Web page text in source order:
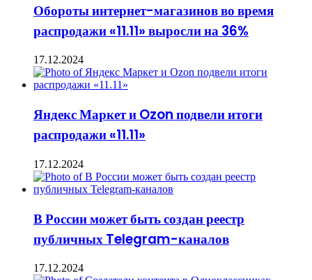
Обороты интернет-магазинов во время
распродажи «11.11» выросли на 36%
17.12.2024
Яндекс Маркет и Ozon подвели итоги
распродажи «11.11»
17.12.2024
В России может быть создан реестр
публичных Telegram-каналов
17.12.2024